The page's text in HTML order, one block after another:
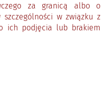
za granicą albo o
w związku z
ich podjęcia lub brakiem